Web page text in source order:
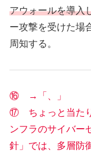
アウォールを導入
ー攻撃を受けた場
周知する。
⑯ →「、」
⑰ ちょっと当たり
ンフラのサイバー
針」では、多層防